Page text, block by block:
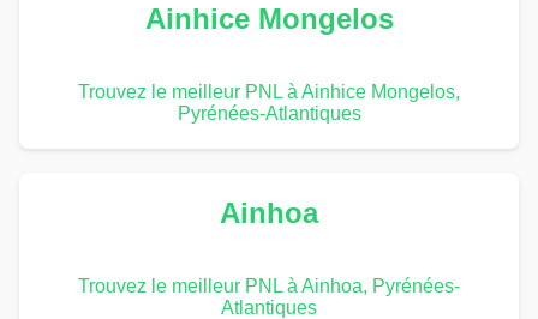
Ainhice Mongelos
Trouvez le meilleur PNL à Ainhice Mongelos,
Pyrénées-Atlantiques
Ainhoa
Trouvez le meilleur PNL à Ainhoa, Pyrénées-
Atlantiques